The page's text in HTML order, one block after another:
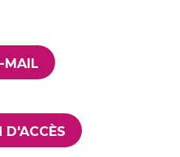
MAIL
D'ACCÈS